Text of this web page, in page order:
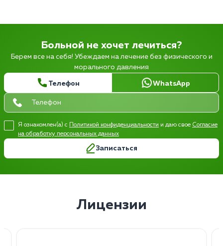
Больной не хочет лечиться?
Берем все на себя! Убеждаем на лечение без физического и
морального давления
Телефон WhatsApp
Я ознакомлен(а) с Политикой конфиденциальности и даю свое Согласие
на обработку персональных данных
Записаться
Лицензии